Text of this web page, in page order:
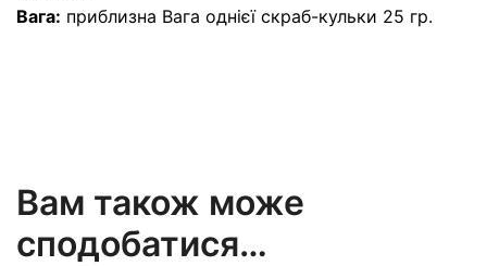
Вага: приблизна Вага однієї скраб-кульки 25 гр.
Вам також може
сподобатися…